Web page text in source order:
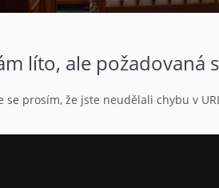
líto, ale požadovaná
se prosím, že jste neudělali chybu v